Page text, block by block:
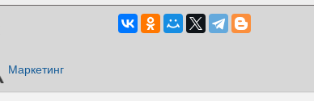
Маркетинг